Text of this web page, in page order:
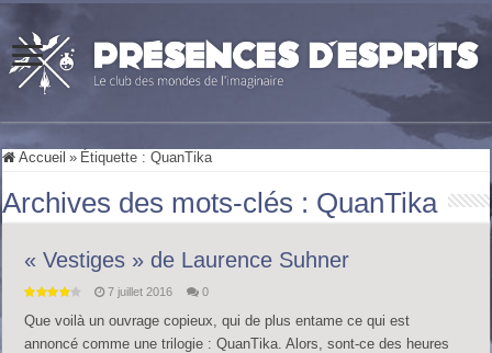
Accueil » Étiquette :QuanTika
Archives des mots-clés : QuanTika
« Vestiges » de Laurence Suhner
7 juillet 2016 0
Que voilà un ouvrage copieux, qui de plus entame ce qui est
annoncé comme une trilogie : QuanTika. Alors, sont-ce des heures